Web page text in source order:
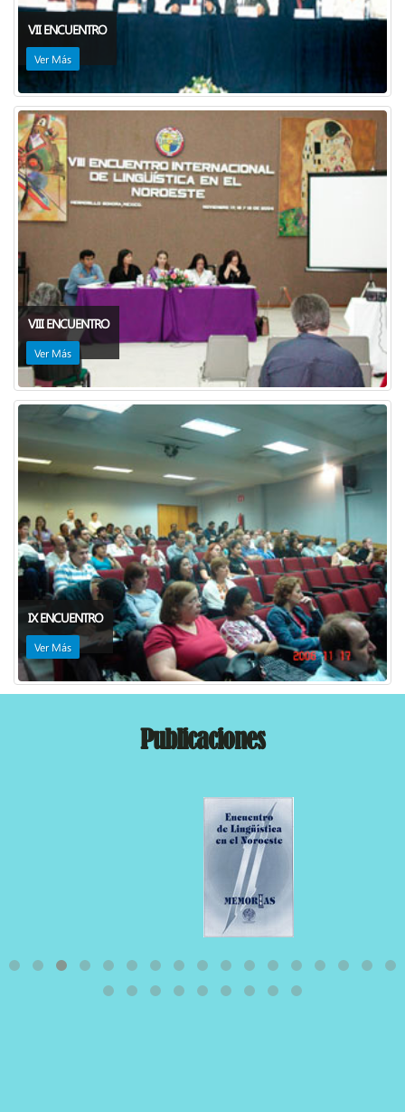
VII ENCUENTRO
Ver Más
VIII ENCUENTRO
Ver Más
IX ENCUENTRO
Ver Más
Publicaciones